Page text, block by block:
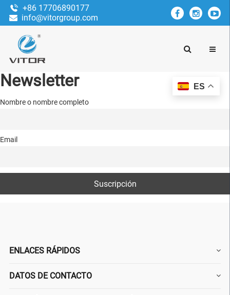
+86 17706890177
info@vitorgroup.com
Newsletter
Nombre o nombre completo
Email
ENLACES RÁPIDOS
DATOS DE CONTACTO
ES